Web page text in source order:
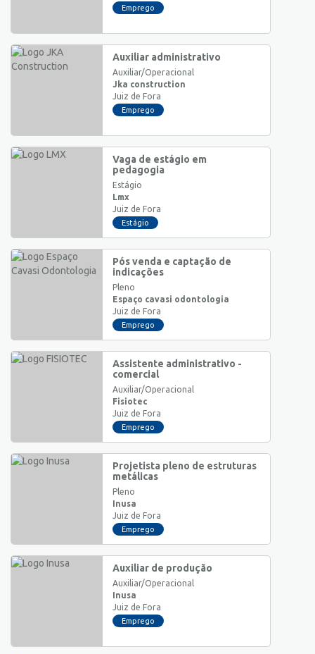
Emprego
Auxiliar administrativo
Auxiliar/Operacional
Jka construction
Juiz de Fora
Emprego
Vaga de estágio em
pedagogia
Estágio
Lmx
Juiz de Fora
Estágio
Pós venda e captação de
indicações
Pleno
Espaço cavasi odontologia
Juiz de Fora
Emprego
Assistente administrativo -
comercial
Auxiliar/Operacional
Fisiotec
Juiz de Fora
Emprego
Projetista pleno de estruturas
metálicas
Pleno
Inusa
Juiz de Fora
Emprego
Auxiliar de produção
Auxiliar/Operacional
Inusa
Juiz de Fora
Emprego